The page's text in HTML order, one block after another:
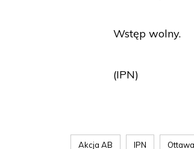
Wstęp wolny.
(IPN)
Akcja AB IPN Ottawa